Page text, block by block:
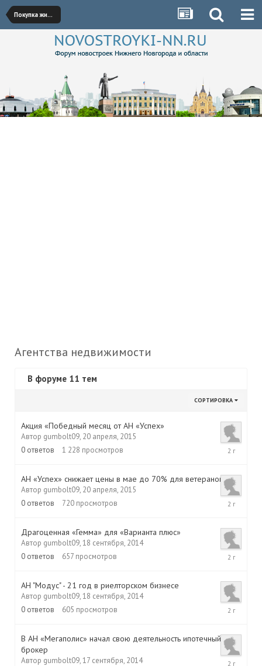
Покупка жилья
Агентства недвижимости
В форуме 11 тем
СОРТИРОВКА
Акция «Победный месяц от АН «Успех»
Автор gumbolt09, 20 апреля, 2015
0 ответов 1 228 просмотров
20
АН «Успех» снижает цены в мае до 70% для ветеранов
Автор gumbolt09, 20 апреля, 2015
0 ответов 720 просмотров
20
Драгоценная «Гемма» для «Варианта плюс»
Автор gumbolt09,18 сентября, 2014
0 ответов 657 просмотров
18
АН "Модус" - 21 год в риелторском бизнесе
Автор gumbolt09,18 сентября, 2014
0 ответов 605 просмотров
18
В АН «Мегаполис» начал свою деятельность ипотечный
брокер
Автор gumbolt09,17 сентября, 2014
17